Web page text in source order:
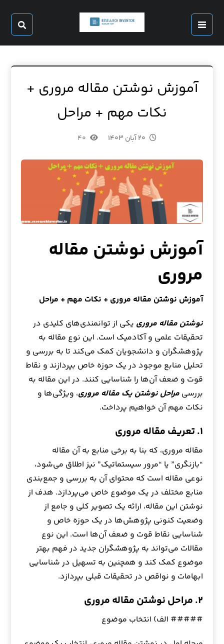
آموزش نوشتن مقاله مروری +
نکات مهم + مراحل
۲۰ آبان ۱۴۰۳ ۴۰
آموزش نوشتن مقاله
مروری
آموزش نوشتن مقاله مروری + نکات مهم + مراحل
نوشتن مقاله مروری یکی از توانمندی‌های کلیدی در
تحقیقات علمی و آکادمیک است. این نوع مقاله به
پژوهشگران و دانشجویان کمک می‌کند تا به بررسی و
تحلیل منابع موجود در یک حوزه خاص بپردازند و نقاط
قوت و ضعف آن‌ها را شناسایی کنند. در این مقاله به
بررسیمراحل نوشتن یک مقاله مروری، ویژگی‌ها و
نکات مهم آن خواهیم پرداخت.
۱. تعریف مقاله مروری
مقاله مروری، که بنا به برخی منابع به آن مقاله
“بازنگری” یا “مرور سیستماتیک” نیز اطلاق می‌شود،
نوعی مقاله است که محتوای آن به بررسی و جمع‌بندی
منابع مختلف در یک موضوع خاص می‌پردازد. هدف از
نوشتن این مقاله، ارائه یک تصویر کلی و جامع از
وضعیت کنونی پژوهش‌ها در یک حوزه خاص و
شناسایی نقاط قوت و ضعف آن‌ها است. این نوع
مقالات می‌تواند به پژوهشگران جدید در فهم بهتر
موضوع کمک کند و همچنین به تسهیل در شناسایی
ابهامات و نواقص در تحقیقات قبلی بپردازد.
۲. مراحل نوشتن مقاله مروری
##### الف) انتخاب موضوع